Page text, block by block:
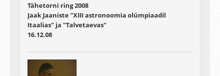
Tähetorni ring 2008
Jaak Jaaniste "XIII astronoomia olümpiaadil
Itaalias" ja "Talvetaevas"
16.12.08